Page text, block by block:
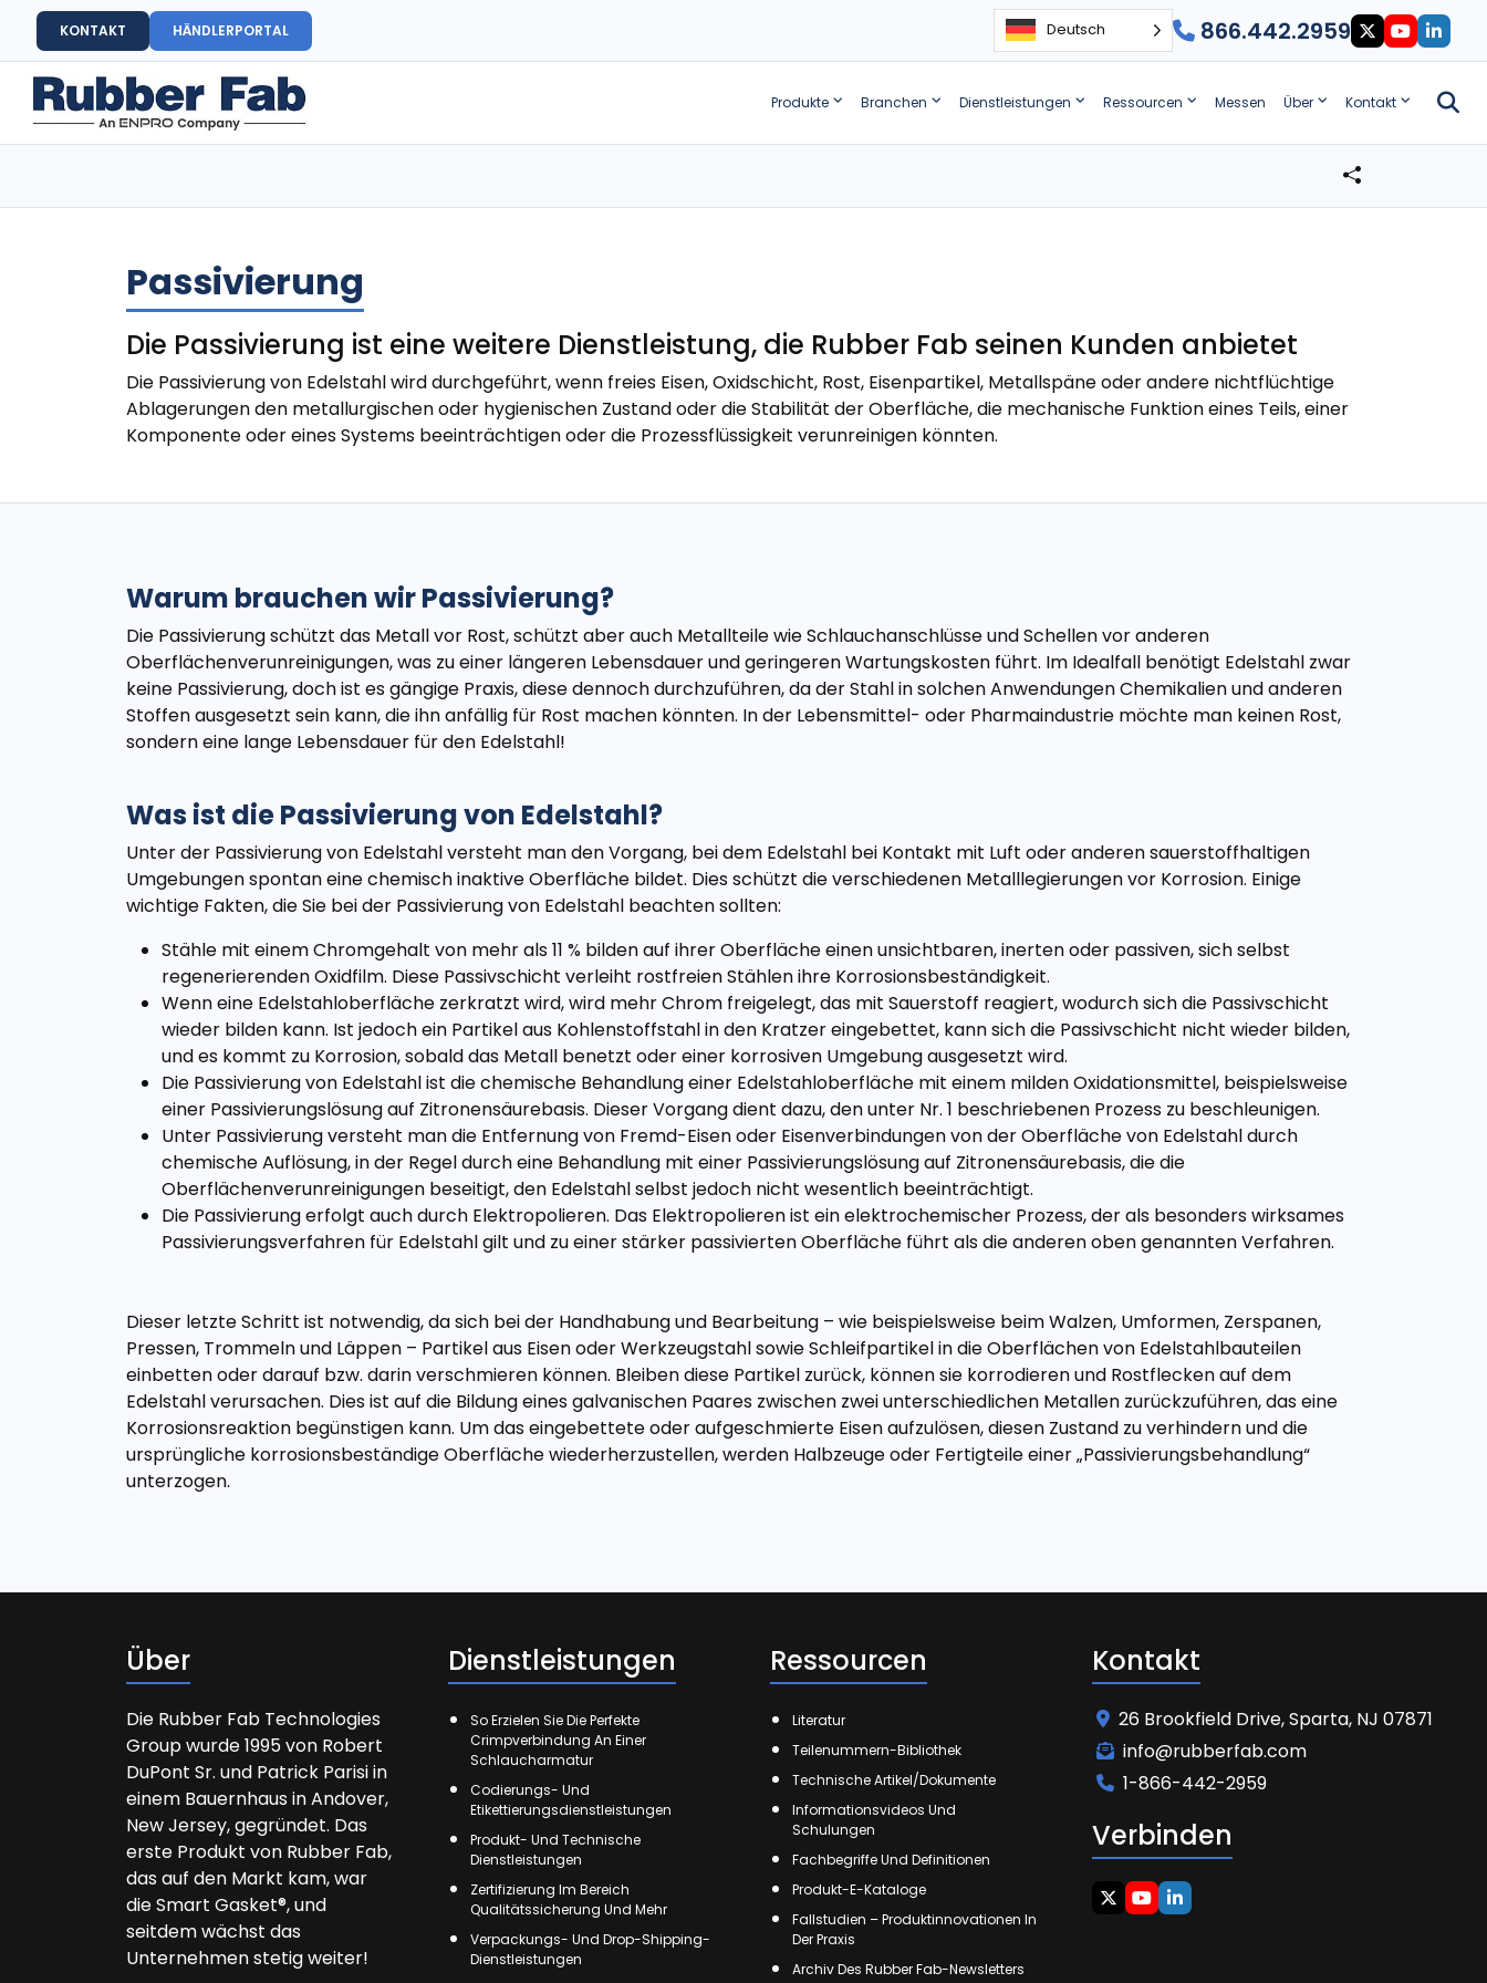
KONTAKT HÄNDLERPORTAL Deutsch 866.442.2959
Produkte Branchen Dienstleistungen Ressourcen Messen Über Kontakt
Passivierung
Die Passivierung ist eine weitere Dienstleistung, die Rubber Fab seinen Kunden anbietet
Die Passivierung von Edelstahl wird durchgeführt, wenn freies Eisen, Oxidschicht, Rost, Eisenpartikel, Metallspäne oder andere nichtflüchtige
Ablagerungen den metallurgischen oder hygienischen Zustand oder die Stabilität der Oberfläche, die mechanische Funktion eines Teils, einer
Komponente oder eines Systems beeinträchtigen oder die Prozessflüssigkeit verunreinigen könnten.
Warum brauchen wir Passivierung?
Die Passivierung schützt das Metall vor Rost, schützt aber auch Metallteile wie Schlauchanschlüsse und Schellen vor anderen
Oberflächenverunreinigungen, was zu einer längeren Lebensdauer und geringeren Wartungskosten führt. Im Idealfall benötigt Edelstahl zwar
keine Passivierung, doch ist es gängige Praxis, diese dennoch durchzuführen, da der Stahl in solchen Anwendungen Chemikalien und anderen
Stoffen ausgesetzt sein kann, die ihn anfällig für Rost machen könnten. In der Lebensmittel- oder Pharmaindustrie möchte man keinen Rost,
sondern eine lange Lebensdauer für den Edelstahl!
Was ist die Passivierung von Edelstahl?
Unter der Passivierung von Edelstahl versteht man den Vorgang, bei dem Edelstahl bei Kontakt mit Luft oder anderen sauerstoffhaltigen
Umgebungen spontan eine chemisch inaktive Oberfläche bildet. Dies schützt die verschiedenen Metalllegierungen vor Korrosion. Einige
wichtige Fakten, die Sie bei der Passivierung von Edelstahl beachten sollten:
Stähle mit einem Chromgehalt von mehr als 11 % bilden auf ihrer Oberfläche einen unsichtbaren, inerten oder passiven, sich selbst
regenerierenden Oxidfilm. Diese Passivschicht verleiht rostfreien Stählen ihre Korrosionsbeständigkeit.
Wenn eine Edelstahloberfläche zerkratzt wird, wird mehr Chrom freigelegt, das mit Sauerstoff reagiert, wodurch sich die Passivschicht
wieder bilden kann. Ist jedoch ein Partikel aus Kohlenstoffstahl in den Kratzer eingebettet, kann sich die Passivschicht nicht wieder bilden,
und es kommt zu Korrosion, sobald das Metall benetzt oder einer korrosiven Umgebung ausgesetzt wird.
Die Passivierung von Edelstahl ist die chemische Behandlung einer Edelstahloberfläche mit einem milden Oxidationsmittel, beispielsweise
einer Passivierungslösung auf Zitronensäurebasis. Dieser Vorgang dient dazu, den unter Nr. 1 beschriebenen Prozess zu beschleunigen.
Unter Passivierung versteht man die Entfernung von Fremd-Eisen oder Eisenverbindungen von der Oberfläche von Edelstahl durch
chemische Auflösung, in der Regel durch eine Behandlung mit einer Passivierungslösung auf Zitronensäurebasis, die die
Oberflächenverunreinigungen beseitigt, den Edelstahl selbst jedoch nicht wesentlich beeinträchtigt.
Die Passivierung erfolgt auch durch Elektropolieren. Das Elektropolieren ist ein elektrochemischer Prozess, der als besonders wirksames
Passivierungsverfahren für Edelstahl gilt und zu einer stärker passivierten Oberfläche führt als die anderen oben genannten Verfahren.
Dieser letzte Schritt ist notwendig, da sich bei der Handhabung und Bearbeitung – wie beispielsweise beim Walzen, Umformen, Zerspanen,
Pressen, Trommeln und Läppen – Partikel aus Eisen oder Werkzeugstahl sowie Schleifpartikel in die Oberflächen von Edelstahlbauteilen
einbetten oder darauf bzw. darin verschmieren können. Bleiben diese Partikel zurück, können sie korrodieren und Rostflecken auf dem
Edelstahl verursachen. Dies ist auf die Bildung eines galvanischen Paares zwischen zwei unterschiedlichen Metallen zurückzuführen, das eine
Korrosionsreaktion begünstigen kann. Um das eingebettete oder aufgeschmierte Eisen aufzulösen, diesen Zustand zu verhindern und die
ursprüngliche korrosionsbeständige Oberfläche wiederherzustellen, werden Halbzeuge oder Fertigteile einer „Passivierungsbehandlung“
unterzogen.
Über
Die Rubber Fab Technologies
Group wurde 1995 von Robert
DuPont Sr. und Patrick Parisi in
einem Bauernhaus in Andover,
New Jersey, gegründet. Das
erste Produkt von Rubber Fab,
das auf den Markt kam, war
die Smart Gasket®, und
seitdem wächst das
Unternehmen stetig weiter!
Dienstleistungen
So Erzielen Sie Die Perfekte
Crimpverbindung An Einer
Schlaucharmatur
Codierungs- Und
Etikettierungsdienstleistungen
Produkt- Und Technische
Dienstleistungen
Zertifizierung Im Bereich
Qualitätssicherung Und Mehr
Verpackungs- Und Drop-Shipping-
Dienstleistungen
Ressourcen
Literatur
Teilenummern-Bibliothek
Technische Artikel/Dokumente
Informationsvideos Und
Schulungen
Fachbegriffe Und Definitionen
Produkt-E-Kataloge
Fallstudien – Produktinnovationen In
Der Praxis
Archiv Des Rubber Fab-Newsletters
Kontakt
26 Brookfield Drive, Sparta, NJ 07871
info@rubberfab.com
1-866-442-2959
Verbinden